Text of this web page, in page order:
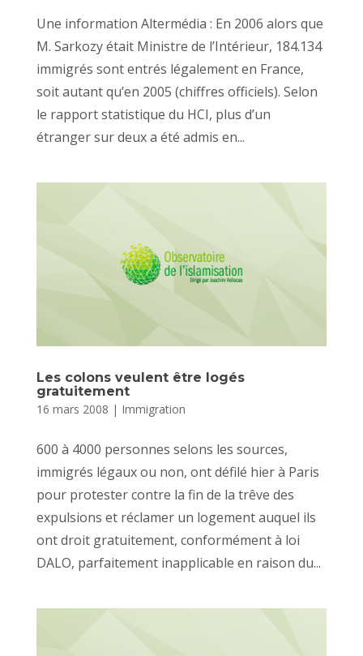
Une information Altermédia : En 2006 alors que
M. Sarkozy était Ministre de l’Intérieur, 184.134
immigrés sont entrés légalement en France,
soit autant qu’en 2005 (chiffres officiels). Selon
le rapport statistique du HCI, plus d’un
étranger sur deux a été admis en...
Les colons veulent être logés
gratuitement
16 mars 2008 | Immigration
600 à 4000 personnes selons les sources,
immigrés légaux ou non, ont défilé hier à Paris
pour protester contre la fin de la trêve des
expulsions et réclamer un logement auquel ils
ont droit gratuitement, conformément à loi
DALO, parfaitement inapplicable en raison du...